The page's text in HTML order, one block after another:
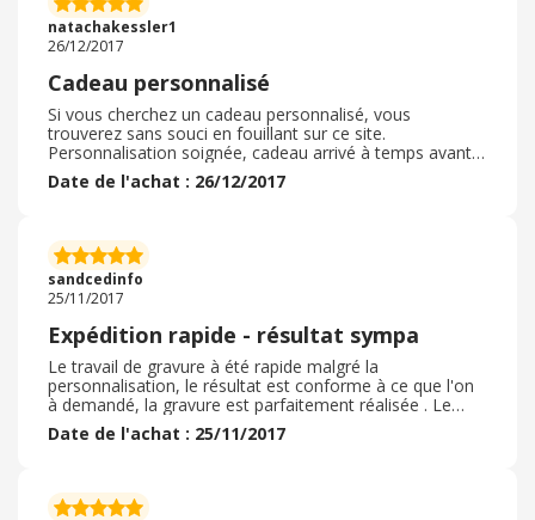
natachakessler1
26/12/2017
Cadeau personnalisé
Si vous cherchez un cadeau personnalisé, vous
trouverez sans souci en fouillant sur ce site.
Personnalisation soignée, cadeau arrivé à temps avant
Noël, ainsi tout le monde a été content. Bonnes fêtes
de fin d'année !
Date de l'achat : 26/12/2017
sandcedinfo
25/11/2017
Expédition rapide - résultat sympa
Le travail de gravure à été rapide malgré la
personnalisation, le résultat est conforme à ce que l'on
à demandé, la gravure est parfaitement réalisée . Le
choix du texte est assez facile à mettre en oeuvre sur le
site. Je recommande sans retenu ce commerçant .
Date de l'achat : 25/11/2017